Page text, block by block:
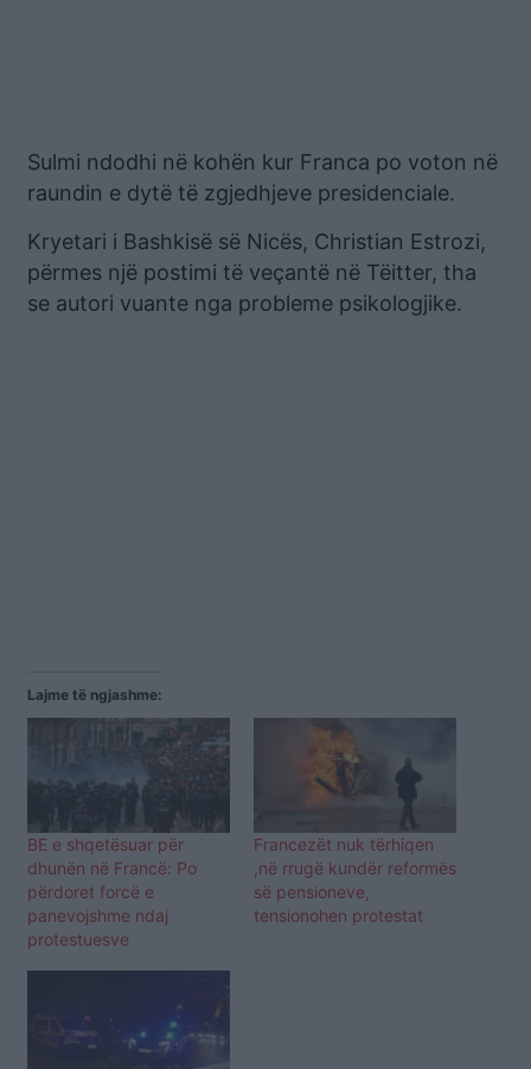
Sulmi ndodhi në kohën kur Franca po voton në
raundin e dytë të zgjedhjeve presidenciale.
Kryetari i Bashkisë së Nicës, Christian Estrozi,
përmes një postimi të veçantë në Tëitter, tha
se autori vuante nga probleme psikologjike.
Lajme të ngjashme:
BE e shqetësuar për
dhunën në Francë: Po
përdoret forcë e
panevojshme ndaj
protestuesve
Francezët nuk tërhiqen
,në rrugë kundër reformës
së pensioneve,
tensionohen protestat